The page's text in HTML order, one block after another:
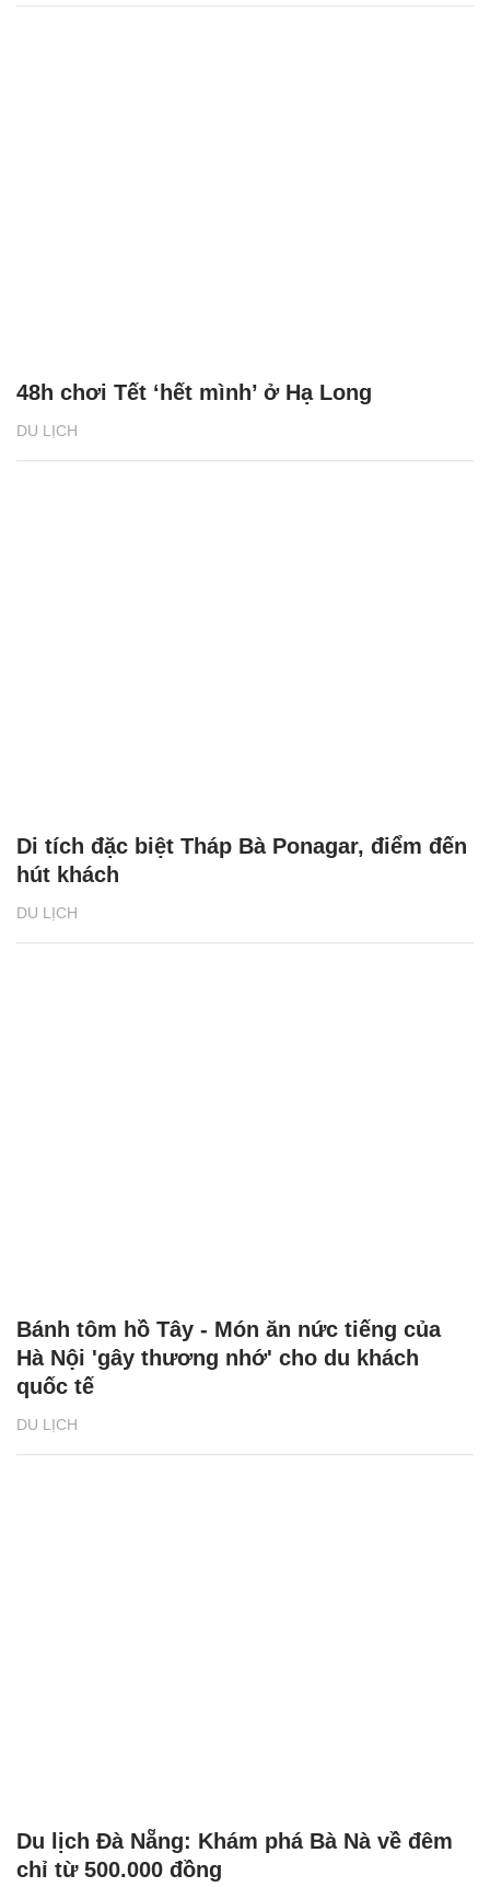
DU LỊCH
48h chơi Tết ‘hết mình’ ở Hạ Long
DU LỊCH
Di tích đặc biệt Tháp Bà Ponagar, điểm đến
hút khách
DU LỊCH
Bánh tôm hồ Tây - Món ăn nức tiếng của
Hà Nội 'gây thương nhớ' cho du khách
quốc tế
Du lịch Đà Nẵng: Khám phá Bà Nà về đêm
chỉ từ 500.000 đồng